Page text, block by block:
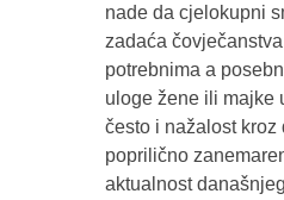
nade da cjelokupni
zadaća
potrebnima a
uloge žene ili majke
često i nažalost kroz
poprilično
aktualnost